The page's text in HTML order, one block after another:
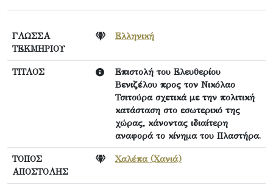
ΓΛΩΣΣΑ
ΤΕΚΜΗΡΙΟΥ
Ελληνική
ΤΙΤΛΟΣ
Επιστολή του Ελευθερίου
Βενιζέλου προς τον Νικόλαο
Τσιτούρα σχετικά με την πολιτική
κατάσταση στο εσωτερικό της
χώρας, κάνοντας ιδιαίτερη
αναφορά το κίνημα του Πλαστήρα.
ΤΟΠΟΣ
ΑΠΟΣΤΟΛΗΣ
Χαλέπα (Χανιά)